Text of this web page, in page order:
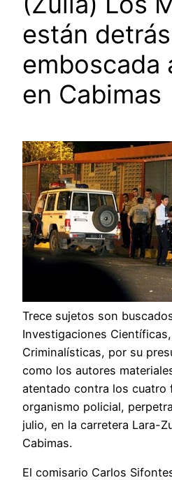
están
emboscada
en Cabimas
Trece sujetos son
Investigaciones
Criminalísticas, por su
como los autores
atentado contra los cuatro
organismo policial,
julio, en la carretera Lara-
Cabimas.
El comisario Carlos